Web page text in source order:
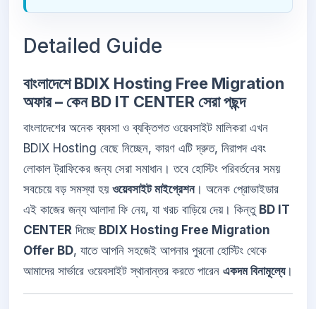
Detailed Guide
বাংলাদেশে BDIX Hosting Free Migration
অফার – কেন BD IT CENTER সেরা পছন্দ
বাংলাদেশের অনেক ব্যবসা ও ব্যক্তিগত ওয়েবসাইট মালিকরা এখন
BDIX Hosting বেছে নিচ্ছেন, কারণ এটি দ্রুত, নিরাপদ এবং
লোকাল ট্রাফিকের জন্য সেরা সমাধান। তবে হোস্টিং পরিবর্তনের সময়
সবচেয়ে বড় সমস্যা হয় ওয়েবসাইট মাইগ্রেশন। অনেক প্রোভাইডার
এই কাজের জন্য আলাদা ফি নেয়, যা খরচ বাড়িয়ে দেয়। কিন্তু BD IT
CENTER দিচ্ছে BDIX Hosting Free Migration
Offer BD, যাতে আপনি সহজেই আপনার পুরনো হোস্টিং থেকে
আমাদের সার্ভারে ওয়েবসাইট স্থানান্তর করতে পারেন একদম বিনামূল্যে।